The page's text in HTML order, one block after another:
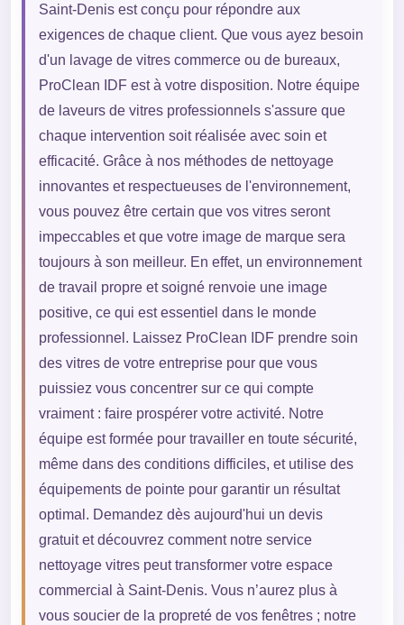
Saint-Denis est conçu pour répondre aux
exigences de chaque client. Que vous ayez besoin
d'un lavage de vitres commerce ou de bureaux,
ProClean IDF est à votre disposition. Notre équipe
de laveurs de vitres professionnels s'assure que
chaque intervention soit réalisée avec soin et
efficacité. Grâce à nos méthodes de nettoyage
innovantes et respectueuses de l'environnement,
vous pouvez être certain que vos vitres seront
impeccables et que votre image de marque sera
toujours à son meilleur. En effet, un environnement
de travail propre et soigné renvoie une image
positive, ce qui est essentiel dans le monde
professionnel. Laissez ProClean IDF prendre soin
des vitres de votre entreprise pour que vous
puissiez vous concentrer sur ce qui compte
vraiment : faire prospérer votre activité. Notre
équipe est formée pour travailler en toute sécurité,
même dans des conditions difficiles, et utilise des
équipements de pointe pour garantir un résultat
optimal. Demandez dès aujourd'hui un devis
gratuit et découvrez comment notre service
nettoyage vitres peut transformer votre espace
commercial à Saint-Denis. Vous n’aurez plus à
vous soucier de la propreté de vos fenêtres ; notre